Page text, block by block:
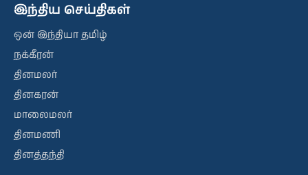
இந்திய செய்திகள்
ஒன் இந்தியா தமிழ்
நக்கீரன்
தினமலர்
தினகரன்
மாலைமலர்
தினமணி
தினத்தந்தி